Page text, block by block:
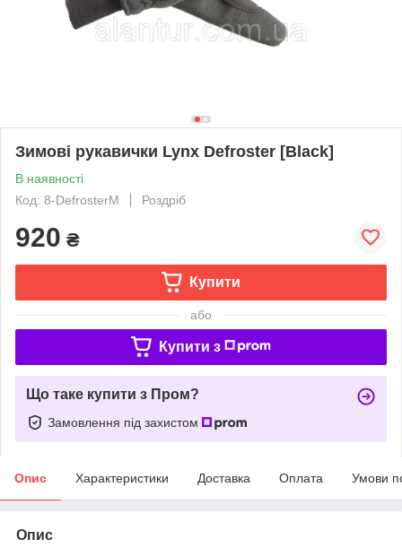
Зимові рукавички Lynx Defroster [Black]
В наявності
Код: 8-DefrosterM
Роздріб
920 ₴
Купити
або
Купити з
Що таке купити з Пром?
Замовлення під захистом
Опис Характеристики Доставка Оплата Умови
Опис